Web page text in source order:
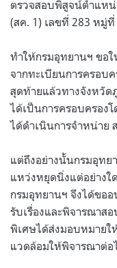
ตรวจสอบพิสูจน์ตำแห
(สค. 1) เลขที่ 283 หมู่
ทำให้กรมอุทยานฯ ขอ
จากทะเบียนการครอบ
สุดท้ายแล้วทางจังหวัด
ได้เป็นการครอบครอง
ได้ดำเนินการจำหน่าย
แต่ถึงอย่างนั้นกรมอุทย
แหว่งหยุดนิ่งแต่อย่างใ
กรมอุทยานฯ จึงได้ขอ
รับเรื่องและพิจารณาส
พิเศษได้ส่งมอบหมายใ
แวดล้อมให้พิจารณาต่อ